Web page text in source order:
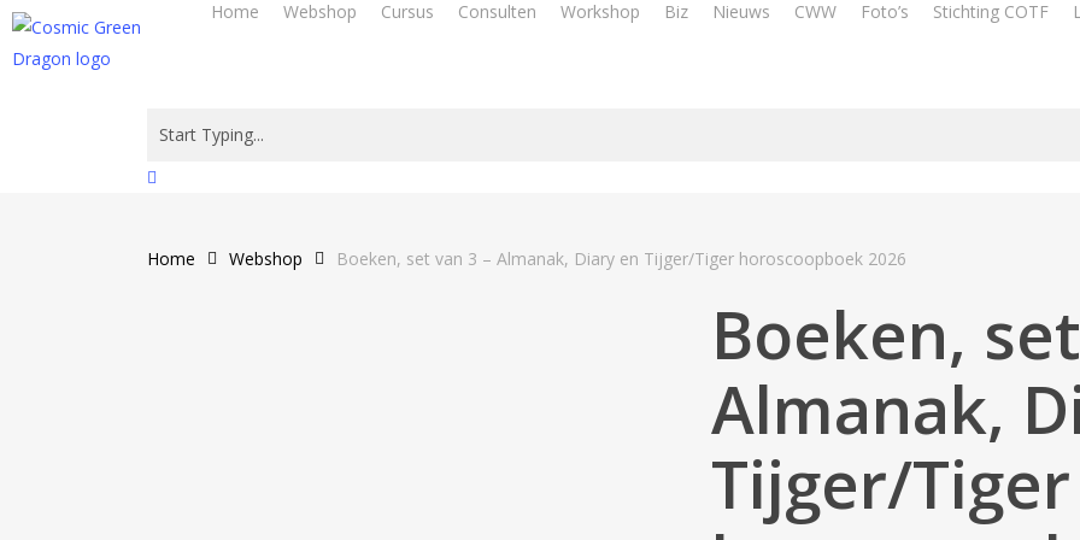
Skip
Home Webshop Cursus Consulten Workshop Biz Nieuws CWW Foto’s Stichting COTF
Close
Home Webshop Boeken, set van 3 – Almanak, Diary en Tijger/Tiger horoscoopboek 2026
Boeken,
Almanak,
Tijger/Tiger